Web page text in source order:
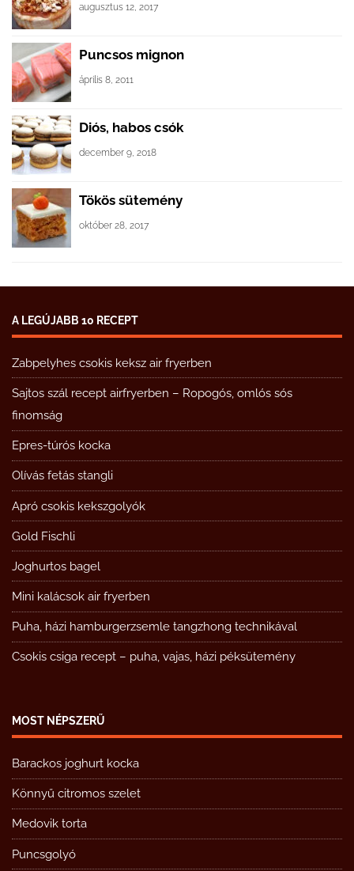
augusztus 12, 2017
Puncsos mignon
április 8, 2011
Diós, habos csók
december 9, 2018
Tökös sütemény
október 28, 2017
A LEGÚJABB 10 RECEPT
Zabpelyhes csokis keksz air fryerben
Sajtos szál recept airfryerben – Ropogós, omlós sós
finomság
Epres-túrós kocka
Olívás fetás stangli
Apró csokis kekszgolyók
Gold Fischli
Joghurtos bagel
Mini kalácsok air fryerben
Puha, házi hamburgerzsemle tangzhong technikával
Csokis csiga recept – puha, vajas, házi péksütemény
MOST NÉPSZERŰ
Barackos joghurt kocka
Könnyű citromos szelet
Medovik torta
Puncsgolyó